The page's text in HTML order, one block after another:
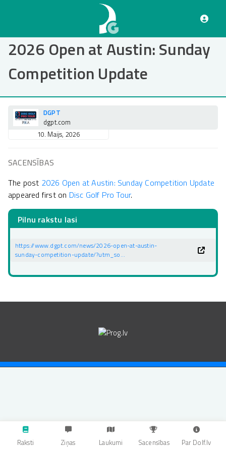
saturu
2026 Open at Austin: Sunday
Competition Update
DGPT
dgpt.com
10. Maijs, 2026
SACENSĪBAS
The post 2026 Open at Austin: Sunday Competition Update
appeared first on Disc Golf Pro Tour.
Pilnu rakstu lasi
https://www.dgpt.com/news/2026-open-at-austin-
sunday-competition-update/?utm_so…
Raksti Ziņas Laukumi Sacensības Par Dolf.lv